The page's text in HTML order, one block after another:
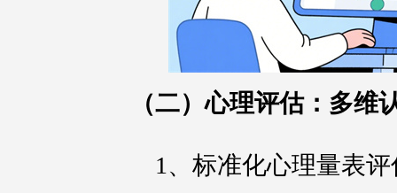
（二）心理评估：多维
1、标准化心理量表评